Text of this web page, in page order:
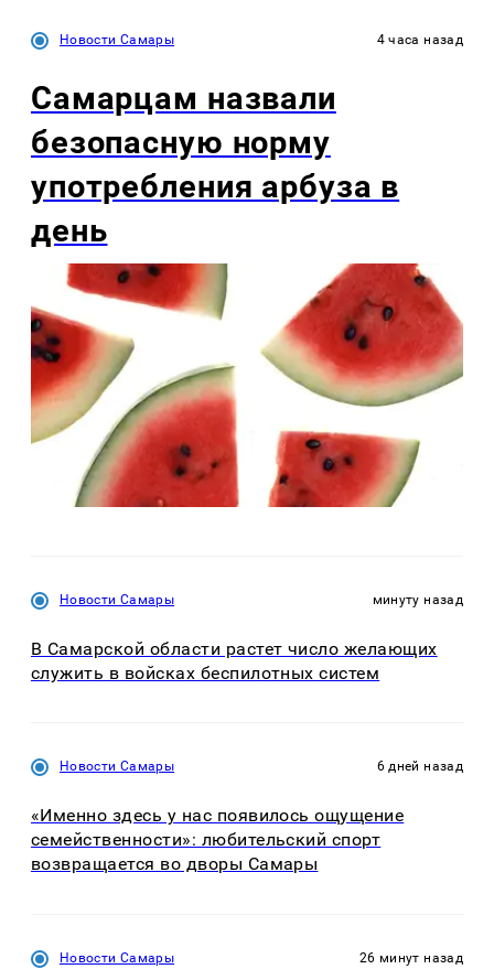
Новости Самары 4 часа назад
Самарцам назвали
безопасную норму
употребления арбуза в
день
Новости Самары минуту назад
В Самарской области растет число желающих
служить в войсках беспилотных систем
Новости Самары 6 дней назад
«Именно здесь у нас появилось ощущение
семейственности»: любительский спорт
возвращается во дворы Самары
Новости Самары 26 минут назад